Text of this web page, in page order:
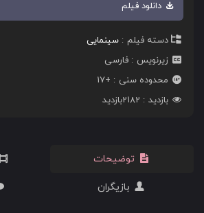
دانلود فیلم
دسته فیلم
سینمایی
زیرنویس
فارسی
محدوده سنی
+17
بازدید
2182بازدید
توضیحات
بازیگران